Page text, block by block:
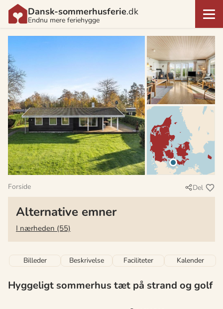
Dansk-sommerhusferie.dk
Endnu mere feriehygge
Forside Del
Alternative emner
I nærheden (55)
Billeder Beskrivelse Faciliteter Kalender
Hyggeligt sommerhus tæt på strand og golf